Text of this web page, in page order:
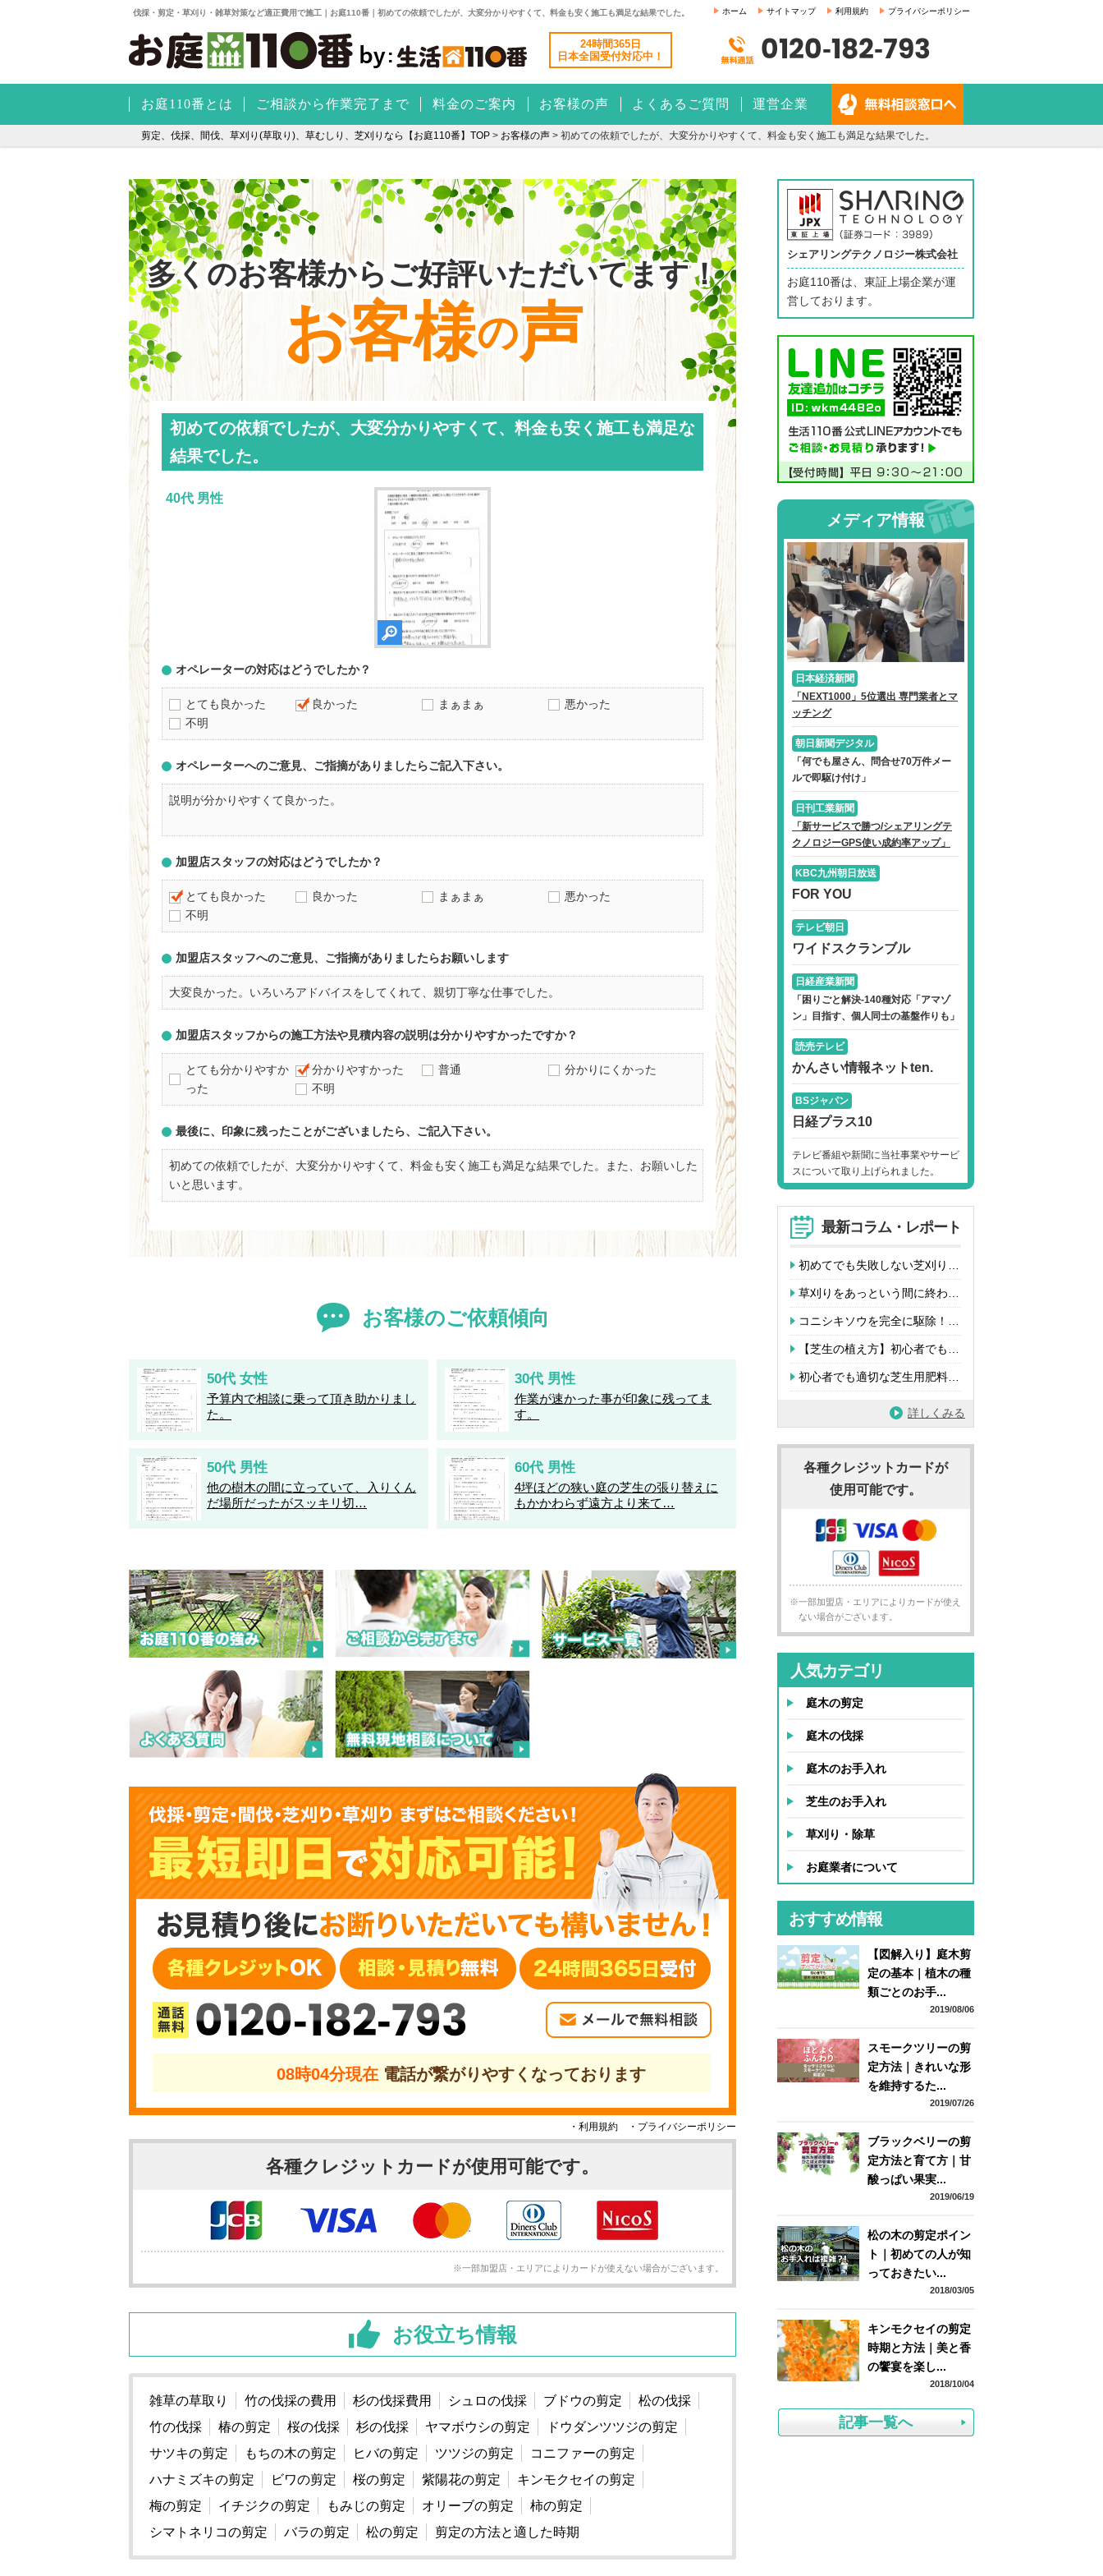
伐採・剪定・草刈り・雑草対策など適正費用で施工｜お庭110番｜初めての依頼でしたが、大変分かりやすくて、料金も安く施工も満足な結果でした。 ホーム サイトマップ 利用規約 プライバシーポリシー
24時間365日
日本全国受付対応中！ 0120-182-793
お庭110番とは ご相談から作業完了まで 料金のご案内 お客様の声 よくあるご質問 運営企業
剪定、伐採、間伐、草刈り(草取り)、草むしり、芝刈りなら【お庭110番】TOP > お客様の声 > 初めての依頼でしたが、大変分かりやすくて、料金も安く施工も満足な結果でした。
多くのお客様からご好評いただいてます！
お客様の声
初めての依頼でしたが、大変分かりやすくて、料金も安く施工も満足な
結果でした。
40代 男性
オペレーターの対応はどうでしたか？
とても良かった 良かった まぁまぁ
悪かった
不明
オペレーターへのご意見、ご指摘がありましたらご記入下さい。
説明が分かりやすくて良かった。
加盟店スタッフの対応はどうでしたか？
とても良かった 良かった まぁまぁ
悪かった
不明
加盟店スタッフへのご意見、ご指摘がありましたらお願いします
大変良かった。いろいろアドバイスをしてくれて、親切丁寧な仕事でした。
加盟店スタッフからの施工方法や見積内容の説明は分かりやすかったですか？
とても分かりやすか
った
分かりやすかった 普通
分かりにくかった
不明
最後に、印象に残ったことがございましたら、ご記入下さい。
初めての依頼でしたが、大変分かりやすくて、料金も安く施工も満足な結果でした。また、お願いした
いと思います。
お客様のご依頼傾向
50代 女性
予算内で相談に乗って頂き助かりまし
た。
30代 男性
作業が速かった事が印象に残ってま
す。
50代 男性
他の樹木の間に立っていて、入りくん
だ場所だったがスッキリ切…
60代 男性
4坪ほどの狭い庭の芝生の張り替えに
もかかわらず遠方より来て…
0120-182-793
08時04分現在 電話が繋がりやすくなっております
・利用規約 ・プライバシーポリシー
各種クレジットカードが使用可能です。
※一部加盟店・エリアによりカードが使えない場合がございます。
お役立ち情報
雑草の草取り 竹の伐採の費用 杉の伐採費用 シュロの伐採 ブドウの剪定
松の伐採
竹の伐採
椿の剪定 桜の伐採 杉の伐採 ヤマボウシの剪定
ドウダンツツジの剪定
サツキの剪定
もちの木の剪定 ヒバの剪定 ツツジの剪定
コニファーの剪定
ハナミズキの剪定
ビワの剪定 桜の剪定 紫陽花の剪定
キンモクセイの剪定
梅の剪定
イチジクの剪定 もみじの剪定 オリーブの剪定
柿の剪定
シマトネリコの剪定
バラの剪定 松の剪定 剪定の方法と適した時期
シェアリングテクノロジー株式会社
お庭110番は、東証上場企業が運
営しております。
メディア情報
日本経済新聞
「NEXT1000」5位選出 専門業者とマ
ッチング
朝日新聞デジタル
「何でも屋さん、問合せ70万件メー
ルで即駆け付け」
日刊工業新聞
「新サービスで勝つ/シェアリングテ
クノロジーGPS使い成約率アップ」
KBC九州朝日放送
FOR YOU
テレビ朝日
ワイドスクランブル
日経産業新聞
「困りごと解決-140種対応「アマゾ
ン」目指す、個人同士の基盤作りも」
読売テレビ
かんさい情報ネットten.
BSジャパン
日経プラス10
テレビ番組や新聞に当社事業やサービ
スについて取り上げられました。
最新コラム・レポート
初めてでも失敗しない芝刈り…
草刈りをあっという間に終わ…
コニシキソウを完全に駆除！…
【芝生の植え方】初心者でも…
初心者でも適切な芝生用肥料…
詳しくみる
各種クレジットカードが
使用可能です。
※一部加盟店・エリアによりカードが使え
ない場合がございます。
人気カテゴリ
庭木の剪定
庭木の伐採
庭木のお手入れ
芝生のお手入れ
草刈り・除草
お庭業者について
おすすめ情報
【図解入り】庭木剪
定の基本｜植木の種
類ごとのお手...
2019/08/06
スモークツリーの剪
定方法｜きれいな形
を維持するた...
2019/07/26
ブラックベリーの剪
定方法と育て方｜甘
酸っぱい果実...
2019/06/19
松の木の剪定ポイン
ト｜初めての人が知
っておきたい...
2018/03/05
キンモクセイの剪定
時期と方法｜美と香
の饗宴を楽し...
2018/10/04
記事一覧へ